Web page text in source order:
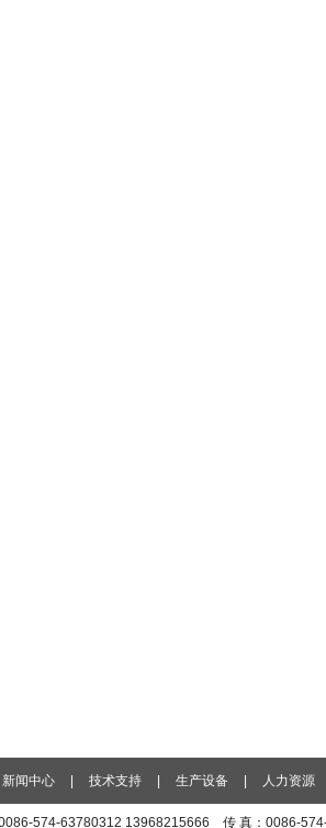
新闻中心 技术支持 生产设备 人力资源
574-63780312 13968215666 传 真：0086-